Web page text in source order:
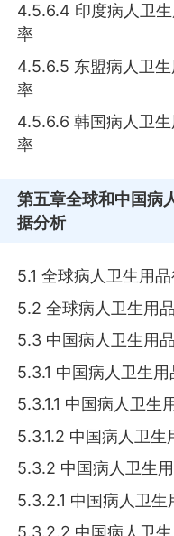
4.5.6.4 印度病人卫
率
4.5.6.5 东盟病人卫
率
4.5.6.6 韩国病人卫
率
第五章全球和中国病
据分析
5.1 全球病人卫生用
5.2 全球病人卫生用
5.3 中国病人卫生用
5.3.1 中国病人卫生
5.3.1.1 中国病人卫生
5.3.1.2 中国病人卫
5.3.2 中国病人卫生
5.3.2.1 中国病人卫